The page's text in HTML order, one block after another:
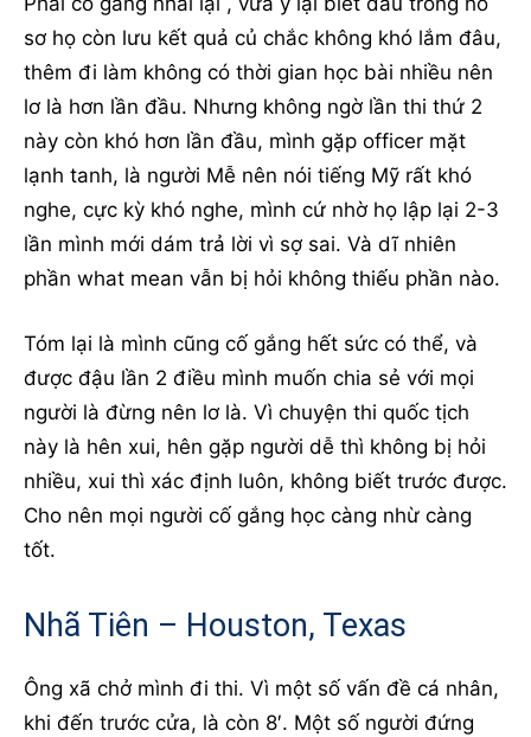
sơ họ còn lưu kết quả củ chắc không khó lắm đâu,
thêm đi làm không có thời gian học bài nhiều nên
lơ là hơn lần đầu. Nhưng không ngờ lần thi thứ 2
này còn khó hơn lần đầu, mình gặp officer mặt
lạnh tanh, là người Mễ nên nói tiếng Mỹ rất khó
nghe, cực kỳ khó nghe, mình cứ nhờ họ lập lại 2-3
lần mình mới dám trả lời vì sợ sai. Và dĩ nhiên
phần what mean vẫn bị hỏi không thiếu phần nào.
Tóm lại là mình cũng cố gắng hết sức có thể, và
được đậu lần 2 điều mình muốn chia sẻ với mọi
người là đừng nên lơ là. Vì chuyện thi quốc tịch
này là hên xui, hên gặp người dễ thì không bị hỏi
nhiều, xui thì xác định luôn, không biết trước được.
Cho nên mọi người cố gắng học càng nhừ càng
tốt.
Nhã Tiên – Houston, Texas
Ông xã chở mình đi thi. Vì một số vấn đề cá nhân,
khi đến trước cửa, là còn 8′. Một số người đứng